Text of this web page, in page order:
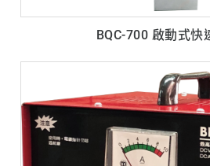
BQC-700 啟動式快